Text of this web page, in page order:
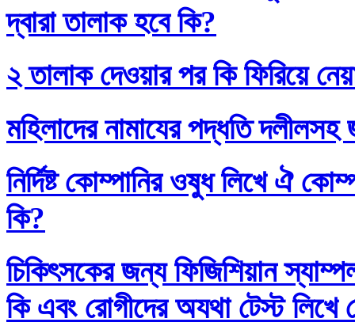
দ্বারা তালাক হবে কি?
২ তালাক দেওয়ার পর কি ফিরিয়ে
মহিলাদের নামাযের পদ্ধতি দলীলসহ
নির্দিষ্ট কোম্পানির ওষুধ লিখে ঐ
কি?
চিকিৎসকের জন্য ফিজিশিয়ান
কি এবং রোগীদের অযথা টেস্ট লিখে